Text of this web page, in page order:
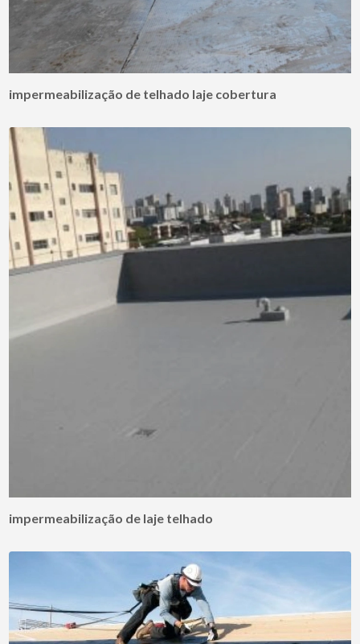
impermeabilização de telhado laje cobertura
impermeabilização de laje telhado